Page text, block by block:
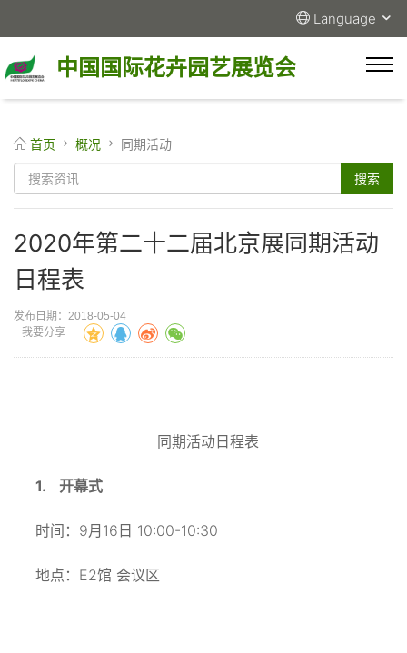
Language
中国国际花卉园艺展览会
首页 概况 同期活动
2020年第二十二届北京展同期活动
日程表
发布日期：2018-05-04
我要分享
同期活动日程表
1. 开幕式
时间： 9月 16 日 10:00-10:30
地点： E2馆 会议区